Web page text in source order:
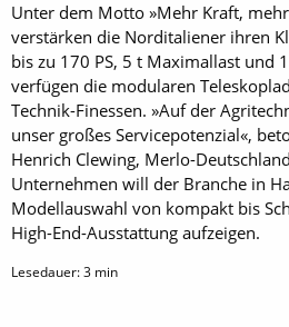
Unter dem Motto »Mehr Kraft,
verstärken die Norditaliener ihren
bis zu 170 PS, 5 t Maximallast und
verfügen die modularen
Technik-Finessen. »Auf der
unser großes Servicepotenzial«,
Henrich Clewing, Merlo-
Unternehmen will der Branche in
Modellauswahl von kompakt bis
High-End-Ausstattung aufzeigen.
Lesedauer:3 min